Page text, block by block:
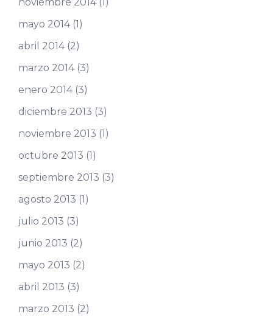
mayo 2014(1)
abril 2014(2)
marzo 2014(3)
enero 2014(3)
diciembre 2013 (3)
noviembre 2013 (1)
octubre 2013 (1)
septiembre 2013 (3)
agosto 2013 (1)
julio 2013 (3)
junio 2013 (2)
mayo 2013 (2)
abril 2013 (3)
marzo 2013 (2)